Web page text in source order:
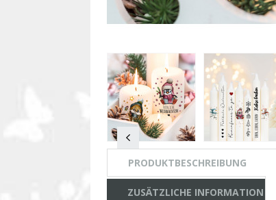
PRODUKTBESCHREIBUNG
ZUSÄTZLICHE INFORMATION